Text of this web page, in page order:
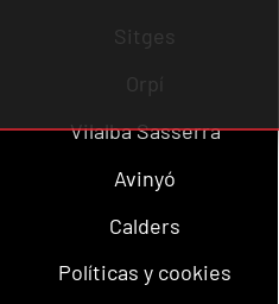
Sitges
Orpí
Vilalba Sasserra
Avinyó
Calders
Políticas y cookies